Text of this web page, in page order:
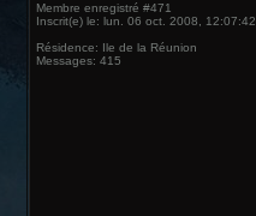
Membre enregistré #471
Inscrit(e) le: lun. 06 oct. 2008, 12:07:42
Résidence: Ile de la Réunion
Messages: 415